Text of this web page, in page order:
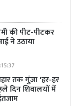
की पीट-पीटकर
ने उठाया
तक गुंजा 'हर-हर
दिन शिवालयों में